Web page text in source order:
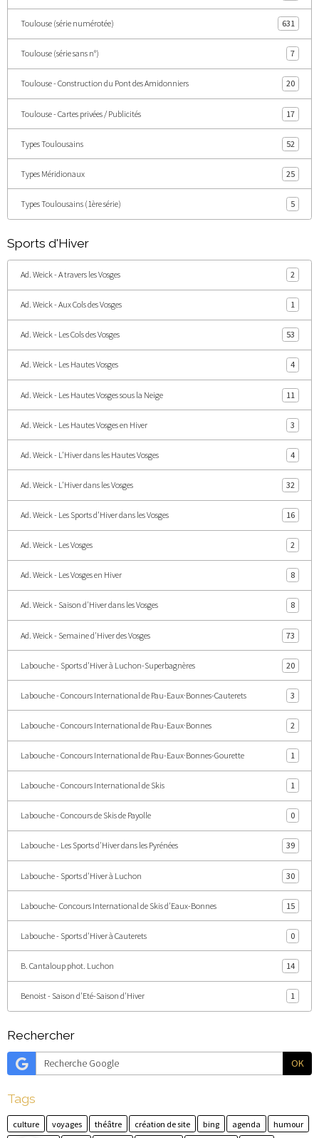
Toulouse (série numérotée) 631
Toulouse (série sans n°) 7
Toulouse - Construction du Pont des Amidonniers 20
Toulouse - Cartes privées / Publicités 17
Types Toulousains 52
Types Méridionaux 25
Types Toulousains (1ère série) 5
Sports d'Hiver
Ad. Weick - A travers les Vosges 2
Ad. Weick - Aux Cols des Vosges 1
Ad. Weick - Les Cols des Vosges 53
Ad. Weick - Les Hautes Vosges 4
Ad. Weick - Les Hautes Vosges sous la Neige 11
Ad. Weick - Les Hautes Vosges en Hiver 3
Ad. Weick - L'Hiver dans les Hautes Vosges 4
Ad. Weick - L'Hiver dans les Vosges 32
Ad. Weick - Les Sports d'Hiver dans les Vosges 16
Ad. Weick - Les Vosges 2
Ad. Weick - Les Vosges en Hiver 8
Ad. Weick - Saison d'Hiver dans les Vosges 8
Ad. Weick - Semaine d'Hiver des Vosges 73
Labouche - Sports d'Hiver à Luchon-Superbagnères 20
Labouche - Concours International de Pau-Eaux·Bonnes-Cauterets 3
Labouche - Concours International de Pau-Eaux·Bonnes 2
Labouche - Concours International de Pau-Eaux·Bonnes-Gourette 1
Labouche - Concours International de Skis 1
Labouche - Concours de Skis de Payolle 0
Labouche - Les Sports d'Hiver dans les Pyrénées 39
Labouche - Sports d'Hiver à Luchon 30
Labouche- Concours International de Skis d'Eaux-Bonnes 15
Labouche - Sports d'Hiver à Cauterets 0
B. Cantaloup phot. Luchon 14
Benoist - Saison d'Eté-Saison d'Hiver 1
Rechercher
OK
Tags
culture voyages théâtre création de site bing agenda humour